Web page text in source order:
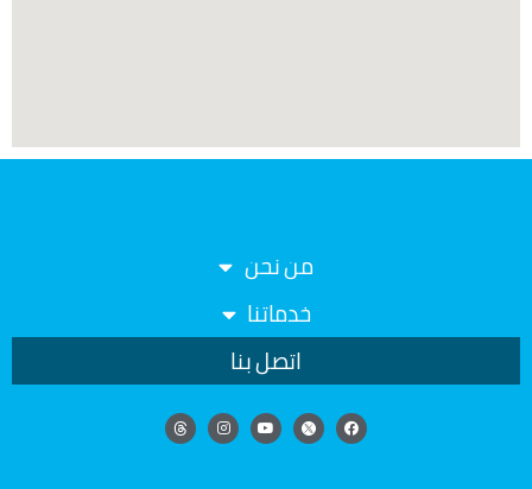
من نحن
خدماتنا
اتصل بنا